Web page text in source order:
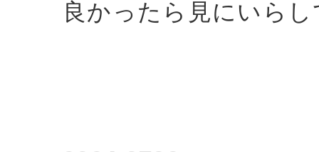
良かったら見にいら